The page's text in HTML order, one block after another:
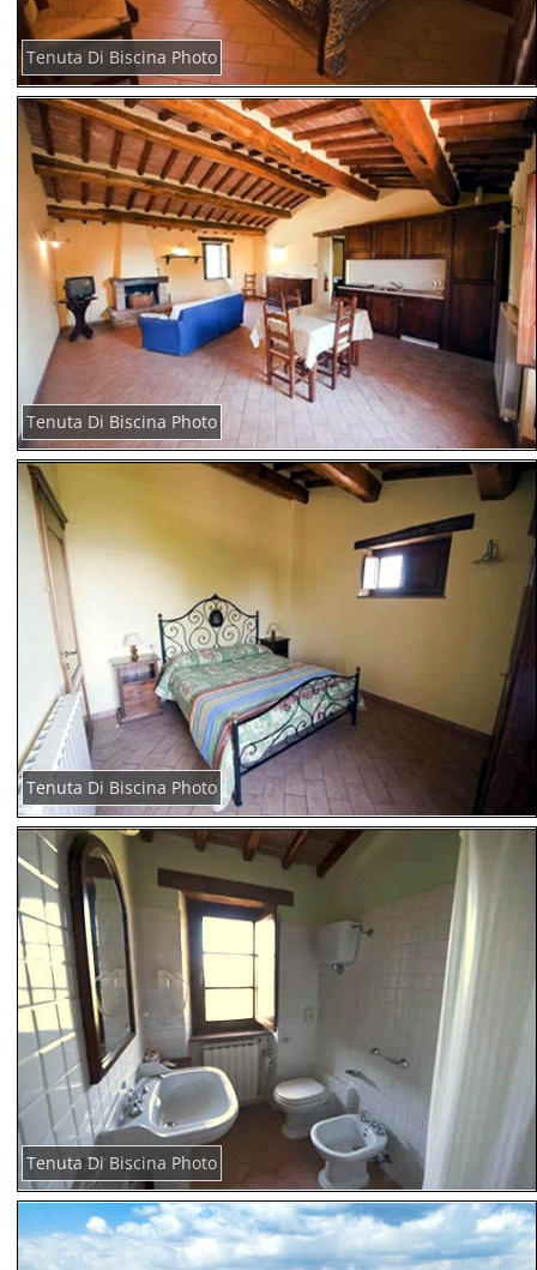
Tenuta Di Biscina Photo
Tenuta Di Biscina Photo
Tenuta Di Biscina Photo
Tenuta Di Biscina Photo